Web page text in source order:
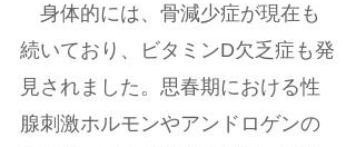
身体的には、骨減少症が現在も
続いており、ビタミンD欠乏症も発
見されました。思春期における性
腺刺激ホルモンやアンドロゲンの